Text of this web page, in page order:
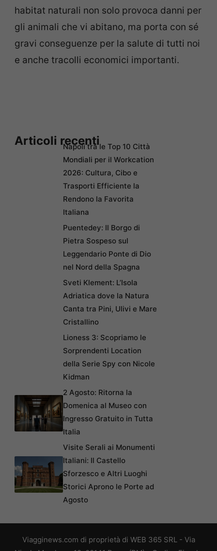
habitat naturali non solo provoca danni per
gli animali che vi abitano, ma porta con sé
gravi conseguenze per la salute di tutti noi
e anche tracolli economici importanti.
Articoli recentiNapoli tra le Top 10 Città
Mondiali per il Workcation
2026: Cultura, Cibo e
Trasporti Efficiente la
Rendono la Favorita
Italiana
Puentedey: Il Borgo di
Pietra Sospeso sul
Leggendario Ponte di Dio
nel Nord della Spagna
Sveti Klement: L’Isola
Adriatica dove la Natura
Canta tra Pini, Ulivi e Mare
Cristallino
Lioness 3: Scopriamo le
Sorprendenti Location
della Serie Spy con Nicole
Kidman
2 Agosto: Ritorna la
Domenica al Museo con
Ingresso Gratuito in Tutta
Italia
Visite Serali ai Monumenti
Italiani: Il Castello
Sforzesco e Altri Luoghi
Storici Aprono le Porte ad
Agosto
Viagginews.com di proprietà di WEB 365 SRL - Via